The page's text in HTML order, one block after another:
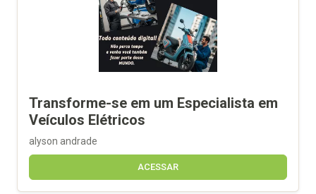
Transforme-se em um Especialista em
Veículos Elétricos
alyson andrade
ACESSAR